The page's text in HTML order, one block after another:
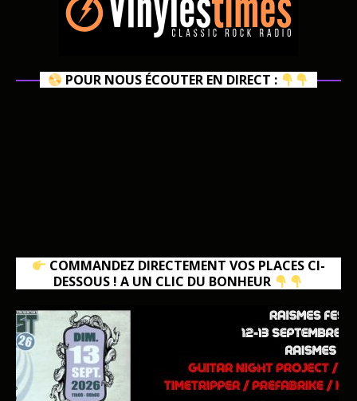
POUR NOUS ÉCOUTER EN DIRECT :
COMMANDEZ DIRECTEMENT VOS PLACES CI-
DESSOUS ! A UN CLIC DU BONHEUR